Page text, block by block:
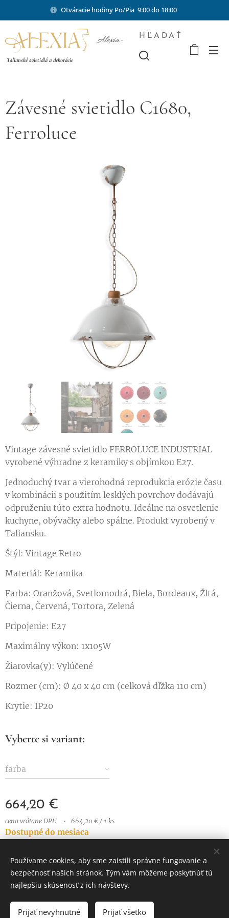
Otváracie hodiny Po/Pia 9:00 do 18:00
Alexia-
Talianské svietidlá a dekorácie
HĽADAŤ
Závesné svietidlo C1680,
Ferroluce
Vintage závesné svietidlo FERROLUCE INDUSTRIAL
vyrobené výhradne z keramiky s objímkou ​​E27.
Jednoduchý tvar a vierohodná reprodukcia erózie času
v kombinácii s použitím lesklých povrchov dodávajú
odpruženiu túto extra hodnotu. Ideálne na osvetlenie
kuchyne, obývačky alebo spálne. Produkt vyrobený v
Taliansku.
Štýl: Vintage Retro
Materiál: Keramika
Farba: Oranžová, Svetlomodrá, Biela, Bordeaux, Žltá,
Čierna, Červená, Tortora, Zelená
Pripojenie: E27
Maximálny výkon: 1x105W
Žiarovka(y): Vylúčené
Rozmer (cm): Ø 40 x 40 cm (celková dľžka 110 cm)
Krytie: IP20
Vyberte si variant:
farba
664,20 €
cena vrátane DPH 664,20 € / 1 ks
Dostupné do mesiaca
Používame cookies, aby sme zaistili správne fungovanie a
bezpečnosť našich stránok. Tým vám môžeme poskytnúť tú
najlepšiu skúsenosť z ich návštevy.
Prijať nevyhnutné Prijať všetko